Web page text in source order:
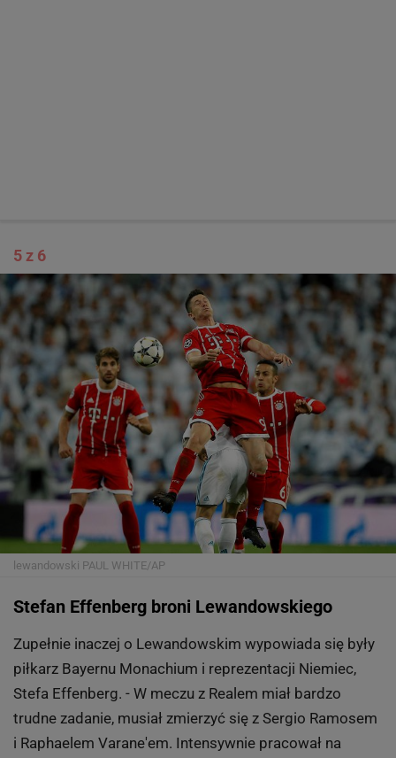
5 z 6
lewandowski PAUL WHITE/AP
Stefan Effenberg broni Lewandowskiego
Zupełnie inaczej o Lewandowskim wypowiada się były
piłkarz Bayernu Monachium i reprezentacji Niemiec,
Stefa Effenberg. - W meczu z Realem miał bardzo
trudne zadanie, musiał zmierzyć się z Sergio Ramosem
i Raphaelem Varane'em. Intensywnie pracował na